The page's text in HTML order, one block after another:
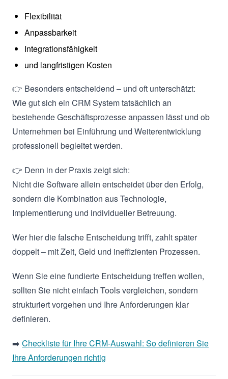
Flexibilität
Anpassbarkeit
Integrationsfähigkeit
und langfristigen Kosten
👉 Besonders entscheidend – und oft unterschätzt:
Wie gut sich ein CRM System tatsächlich an
bestehende Geschäftsprozesse anpassen lässt und ob
Unternehmen bei Einführung und Weiterentwicklung
professionell begleitet werden.
👉 Denn in der Praxis zeigt sich:
Nicht die Software allein entscheidet über den Erfolg,
sondern die Kombination aus Technologie,
Implementierung und individueller Betreuung.
Wer hier die falsche Entscheidung trifft, zahlt später
doppelt – mit Zeit, Geld und ineffizienten Prozessen.
Wenn Sie eine fundierte Entscheidung treffen wollen,
sollten Sie nicht einfach Tools vergleichen, sondern
strukturiert vorgehen und Ihre Anforderungen klar
definieren.
➡️ Checkliste für Ihre CRM-Auswahl: So definieren Sie
Ihre Anforderungen richtig